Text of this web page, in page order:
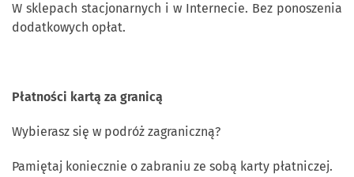
W sklepach stacjonarnych i w Internecie. Bez ponoszenia
dodatkowych opłat.
Płatności kartą za granicą
Wybierasz się w podróż zagraniczną?
Pamiętaj koniecznie o zabraniu ze sobą karty płatniczej.